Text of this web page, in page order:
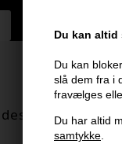
Du kan
Du kan
slå dem fra i
fravælges
Du har altid
samtykke